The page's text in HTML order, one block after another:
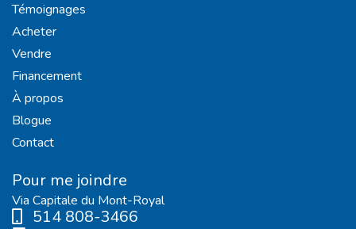
Témoignages
Acheter
Vendre
Financement
À propos
Blogue
Contact
Pour me joindre
Via Capitale du Mont-Royal
514 808-3466